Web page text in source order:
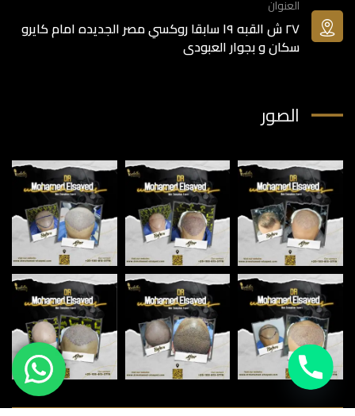
العنوان
٢٧ ش القبه ١٩ سابقا روكسي مصر الجديده امام كايرو
سكان و بجوار العبودى
الصور